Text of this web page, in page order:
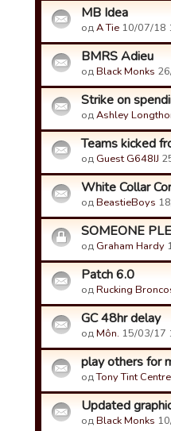
MB Idea
одA Tie 10/07/18
BMRS Adieu
одBlack Monks
Strike on
одAshley
Teams kicked
од Guest G648IJ
White Collar
одBeastieBoys
SOMEONE
од Graham Hardy
Patch 6.0
одRucking
GC 48hr delay
одMôn. 15/03/17
play others for
одTony Tint
Updated
одBlack Monks